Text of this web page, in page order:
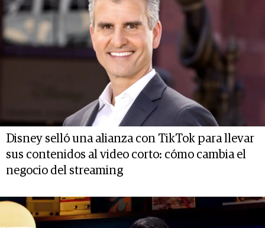
Disney selló una alianza con TikTok para llevar
sus contenidos al video corto: cómo cambia el
negocio del streaming